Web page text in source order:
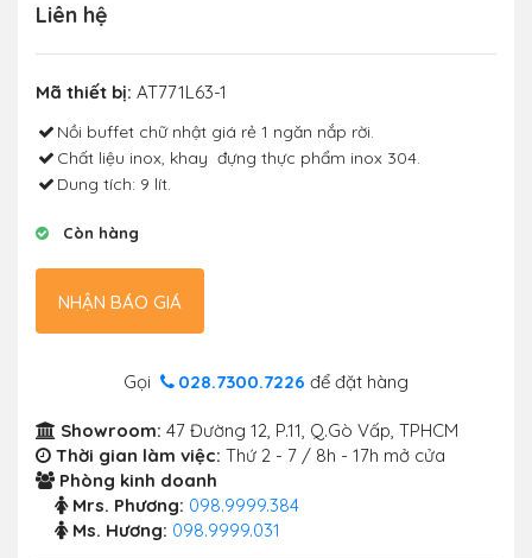
Liên hệ
Mã thiết bị: AT771L63-1
Nồi buffet chữ nhật giá rẻ 1 ngăn nắp rời.
Chất liệu inox, khay đựng thực phẩm inox 304.
Dung tích: 9 lít.
Còn hàng
NHẬN BÁO GIÁ
Gọi 028.7300.7226 để đặt hàng
Showroom: 47 Đường 12, P.11, Q.Gò Vấp, TPHCM
Thời gian làm việc: Thứ 2 - 7 / 8h - 17h mở cửa
Phòng kinh doanh
Mrs. Phương: 098.9999.384
Ms. Hương: 098.9999.031